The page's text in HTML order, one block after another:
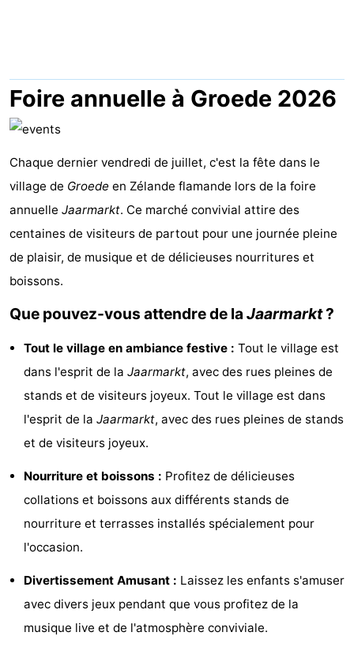
Nieuwvliet-
Bad
Meulinge
EuroParcs
Cadzand
-
Hoogduin
-
Noordzee
Résidence
Cadzand-
Bad
-
Resort
Nieuwvliet-
Bad
Schoneveld
-
Strand
Resort
Nieuwvliet-
Bad
Waterdunen
-
Zonneweelde
Zwinhoeve
Hôtels
minutes
Plages
Voir
faire
Lieux
d'intérêt
Musées
Monuments
Foire annuelle à Groede 2026
Chaque dernier vendredi de juillet, c'est la fête dans le
village de Groede en Zélande flamande lors de la foire
annuelle Jaarmarkt. Ce marché convivial attire des
centaines de visiteurs de partout pour une journée pleine
de plaisir, de musique et de délicieuses nourritures et
boissons.
Que pouvez-vous attendre de la Jaarmarkt?
Tout le village en ambiance festive : Tout le village est
dans l'esprit de la Jaarmarkt, avec des rues pleines de
stands et de visiteurs joyeux. Tout le village est dans
l'esprit de la Jaarmarkt, avec des rues pleines de stands
et de visiteurs joyeux.
Nourriture et boissons : Profitez de délicieuses
collations et boissons aux différents stands de
nourriture et terrasses installés spécialement pour
l'occasion.
Divertissement Amusant : Laissez les enfants s'amuser
avec divers jeux pendant que vous profitez de la
musique live et de l'atmosphère conviviale.